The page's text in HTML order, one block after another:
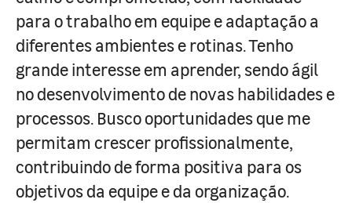
para o trabalho em equipe e adaptação a
diferentes ambientes e rotinas. Tenho
grande interesse em aprender, sendo ágil
no desenvolvimento de novas habilidades e
processos. Busco oportunidades que me
permitam crescer profissionalmente,
contribuindo de forma positiva para os
objetivos da equipe e da organização.